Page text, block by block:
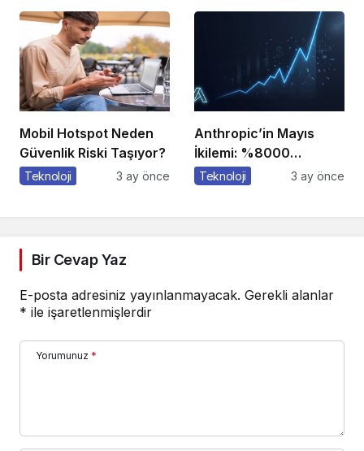
Mobil Hotspot Neden
Güvenlik Riski Taşıyor?
Teknoloji 3 ay önce
Anthropic’in Mayıs
İkilemi: %8000
Büyüme + Kendini
Teknoloji 3 ay önce
Bir Cevap Yaz
E-posta adresiniz yayınlanmayacak. Gerekli alanlar
* ile işaretlenmişlerdir
Yorumunuz *